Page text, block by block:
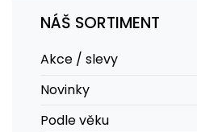
NÁŠ SORTIMENT
Akce / slevy
Novinky
Podle věku